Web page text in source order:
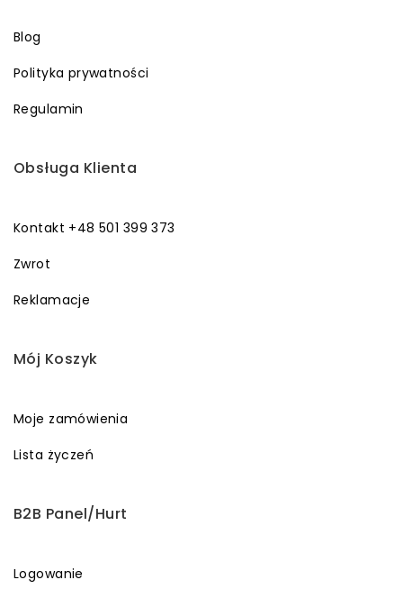
Blog
Polityka prywatności
Regulamin
Obsługa Klienta
Kontakt +48 501 399 373
Zwrot
Reklamacje
Mój Koszyk
Moje zamówienia
Lista życzeń
B2B Panel/Hurt
Logowanie